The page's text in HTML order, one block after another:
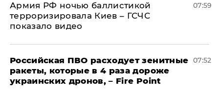
Армия РФ ночью баллистикой
терроризировала Киев – ГСЧС
показало видео
07:59
Российская ПВО расходует зенитные
ракеты, которые в 4 раза дороже
украинских дронов, – Fire Point
07:52